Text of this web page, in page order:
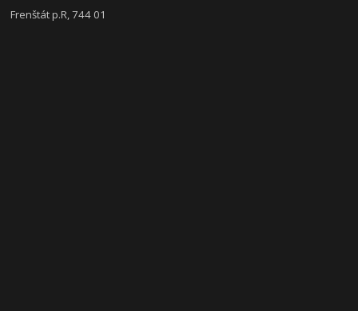
Frenštát p.R, 744 01